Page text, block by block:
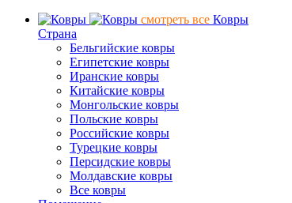
смотреть все Ковры
Страна
Бельгийские ковры
Египетские ковры
Иранские ковры
Китайские ковры
Монгольские ковры
Польские ковры
Российские ковры
Турецкие ковры
Персидские ковры
Молдавские ковры
Все ковры